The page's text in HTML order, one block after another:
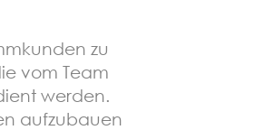
zu
vom Team
werden.
aufzubauen